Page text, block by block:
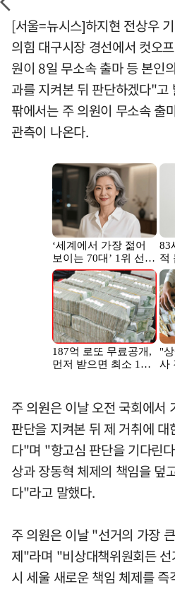
[서울=뉴시스]하지현 전상우
의힘 대구시장 경선에서 컷오
원이 8일 무소속 출마 등 본인
과를 지켜본 뒤 판단하겠다"고
팎에서는 주 의원이 무소속 출
관측이 나온다.
주 의원은 이날 오전 국회에서
판단을 지켜본 뒤 제 거취에
다"며 "항고심 판단을 기다린
상과 장동혁 체제의 책임을 덮
다"라고 말했다.
주 의원은 이날 "선거의 가장
제"라며 "비상대책위원회든
시 세울 새로운 책임 체제를